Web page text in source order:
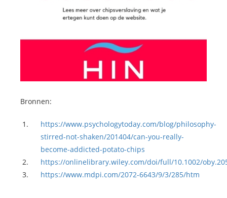
Bronnen:
https://www.psychologytoday.com/blog/philosophy-
stirred-not-shaken/201404/can-you-really-
become-addicted-potato-chips
https://onlinelibrary.wiley.com/doi/full/10.1002/
https://www.mdpi.com/2072-6643/9/3/285/htm